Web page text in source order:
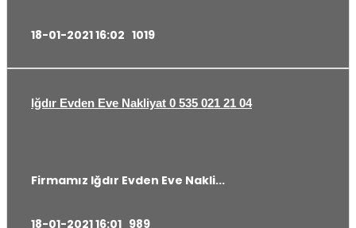
18-01-2021 16:02 1019
Iğdır Evden Eve Nakliyat 0 535 021 21 04
Firmamız Iğdır Evden Eve Nakli...
18-01-2021 16:01 989